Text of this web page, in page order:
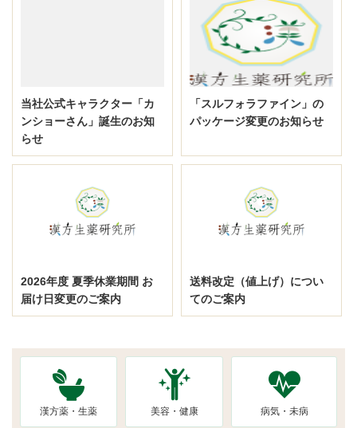
当社公式キャラクター「カ
ンショーさん」誕生のお知
らせ
「スルフォラファイン」の
パッケージ変更のお知らせ
2026年度 夏季休業期間 お
届け日変更のご案内
送料改定（値上げ）につい
てのご案内
漢方薬・生薬 美容・健康 病気・未病